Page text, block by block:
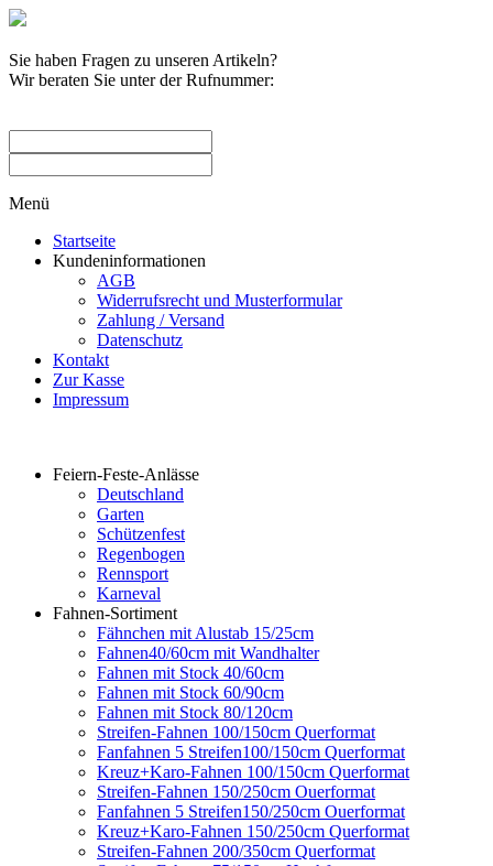
Sie haben Fragen zu unseren Artikeln?
Wir beraten Sie unter der Rufnummer:
Menü
Startseite
Kundeninformationen
AGB
Widerrufsrecht und Musterformular
Zahlung / Versand
Datenschutz
Kontakt
Zur Kasse
Impressum
Feiern-Feste-Anlässe
Deutschland
Garten
Schützenfest
Regenbogen
Rennsport
Karneval
Fahnen-Sortiment
Fähnchen mit Alustab 15/25cm
Fahnen40/60cm mit Wandhalter
Fahnen mit Stock 40/60cm
Fahnen mit Stock 60/90cm
Fahnen mit Stock 80/120cm
Streifen-Fahnen 100/150cm Querformat
Fanfahnen 5 Streifen100/150cm Querformat
Kreuz+Karo-Fahnen 100/150cm Querformat
Streifen-Fahnen 150/250cm Ouerformat
Fanfahnen 5 Streifen150/250cm Ouerformat
Kreuz+Karo-Fahnen 150/250cm Querformat
Streifen-Fahnen 200/350cm Querformat